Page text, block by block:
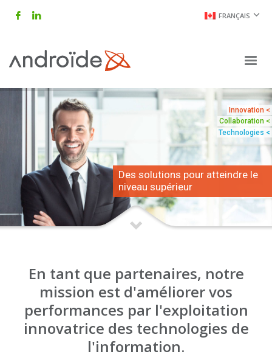
FRANÇAIS
Des solutions pour atteindre le
niveau supérieur
Innovation <
Collaboration <
Technologies <
En tant que partenaires, notre
mission est d'améliorer vos
performances par l'exploitation
innovatrice des technologies de
l'information.